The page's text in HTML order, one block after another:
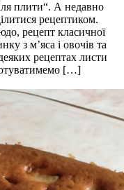
плити“. А недавно
рецептиком.
рецепт класичної
з м’яса і овочів та
рецептах листи
[…]